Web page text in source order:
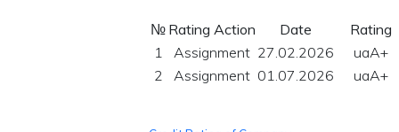
№ Rating Action Date
Rating
1
Assignment 27.02.2026
uaA+
2
Assignment 01.07.2026 uaA+